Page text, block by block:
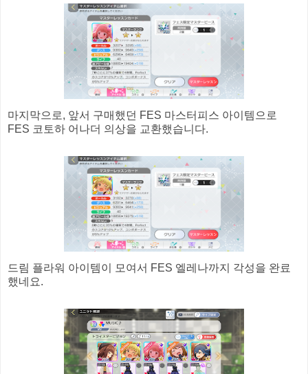
마지막으로, 앞서 구매했던 FES 마스터피스 아이템으로
FES 코토하 어나더 의상을 교환했습니다.
드림 플라워 아이템이 모여서 FES 엘레나까지 각성을 완료
했네요.